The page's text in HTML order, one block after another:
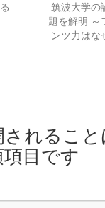
筑波大学の
題を解明 ～
ンツ力はな
されるこ
目です